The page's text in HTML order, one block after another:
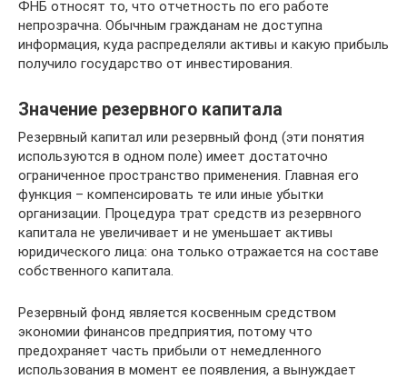
ФНБ относят то, что отчетность по его работе
непрозрачна. Обычным гражданам не доступна
информация, куда распределяли активы и какую прибыль
получило государство от инвестирования.
Значение резервного капитала
Резервный капитал или резервный фонд (эти понятия
используются в одном поле) имеет достаточно
ограниченное пространство применения. Главная его
функция – компенсировать те или иные убытки
организации. Процедура трат средств из резервного
капитала не увеличивает и не уменьшает активы
юридического лица: она только отражается на составе
собственного капитала.
Резервный фонд является косвенным средством
экономии финансов предприятия, потому что
предохраняет часть прибыли от немедленного
использования в момент ее появления, а вынуждает